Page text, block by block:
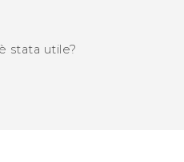
stata utile?